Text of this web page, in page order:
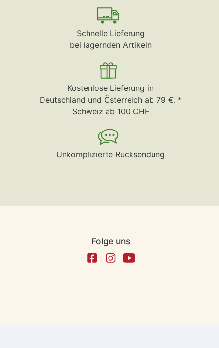
Schnelle Lieferung
bei lagernden Artikeln
Kostenlose Lieferung in
Deutschland und Österreich ab 79 €. *
Schweiz ab 100 CHF
Unkomplizierte Rücksendung
Folge uns